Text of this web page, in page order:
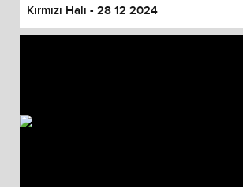
Kırmızı Halı - 28 12 2024